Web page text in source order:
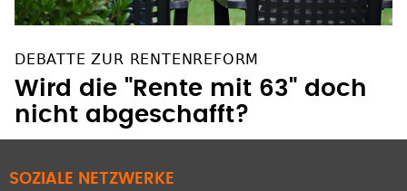
DEBATTE ZUR RENTENREFORM
Wird die "Rente mit 63" doch
nicht abgeschafft?
SOZIALE NETZWERKE